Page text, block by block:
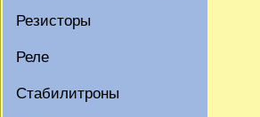
Резисторы
Реле
Стабилитроны